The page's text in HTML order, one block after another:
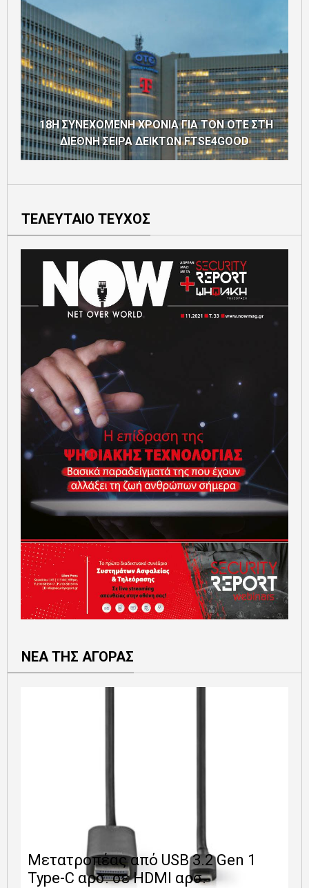
18Η ΣΥΝΕΧΟΜΕΝΗ ΧΡΟΝΙΑ ΓΙΑ ΤΟΝ ΟΤΕ ΣΤΗ
ΔΙΕΘΝΗ ΣΕΙΡΑ ΔΕΙΚΤΩΝ FTSE4GOOD
ΤΕΛΕΥΤΑΙΟ ΤΕΥΧΟΣ
ΝΕΑ ΤΗΣ ΑΓΟΡΑΣ
Μετατροπέας από USB 3.2 Gen 1
Type-C αρσ. σε HDMI αρσ.